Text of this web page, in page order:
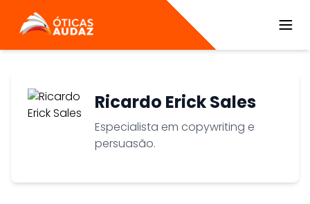
ÓTICAS AUDAZ
Ricardo Erick Sales
Especialista em copywriting e
persuasão.